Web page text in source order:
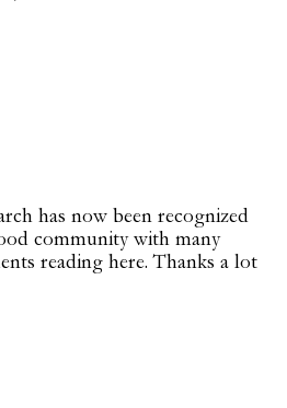
has now been recognized
community with many
reading here. Thanks a lot